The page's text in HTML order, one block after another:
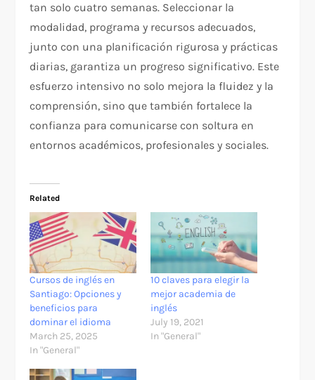
tan solo cuatro semanas. Seleccionar la
modalidad, programa y recursos adecuados,
junto con una planificación rigurosa y prácticas
diarias, garantiza un progreso significativo. Este
esfuerzo intensivo no solo mejora la fluidez y la
comprensión, sino que también fortalece la
confianza para comunicarse con soltura en
entornos académicos, profesionales y sociales.
Related
Cursos de inglés en
Santiago: Opciones y
beneficios para
dominar el idioma
March 25, 2025
In "General"
10 claves para elegir la
mejor academia de
inglés
July 19, 2021
In "General"